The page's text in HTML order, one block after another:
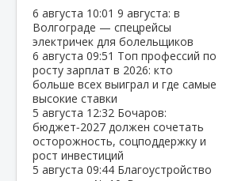
6 августа 10:01 9 августа: в
Волгограде — спецрейсы
электричек для болельщиков
6 августа 09:51 Топ профессий по
росту зарплат в 2026: кто
больше всех выиграл и где самые
высокие ставки
5 августа 12:32 Бочаров:
бюджет‑2027 должен сочетать
осторожность, соцподдержку и
рост инвестиций
5 августа 09:44 Благоустройство